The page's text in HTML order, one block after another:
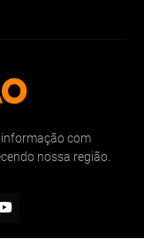
com
nossa região.